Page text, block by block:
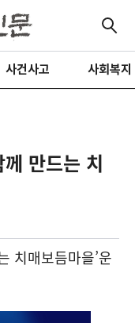
사건사고 사회복지
만드는 치
치매보듬마을’운